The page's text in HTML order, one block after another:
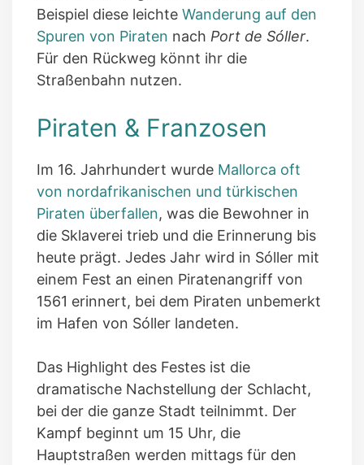
Beispiel diese leichte Wanderung auf den
Spuren von Piraten nach Port de Sóller.
Für den Rückweg könnt ihr die
Straßenbahn nutzen.
Piraten & Franzosen
Im 16. Jahrhundert wurde Mallorca oft
von nordafrikanischen und türkischen
Piraten überfallen, was die Bewohner in
die Sklaverei trieb und die Erinnerung bis
heute prägt. Jedes Jahr wird in Sóller mit
einem Fest an einen Piratenangriff von
1561 erinnert, bei dem Piraten unbemerkt
im Hafen von Sóller landeten.
Das Highlight des Festes ist die
dramatische Nachstellung der Schlacht,
bei der die ganze Stadt teilnimmt. Der
Kampf beginnt um 15 Uhr, die
Hauptstraßen werden mittags für den